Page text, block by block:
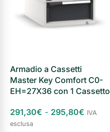
Armadio a Cassetti
Master Key Comfort C0-
EH=27X36 con 1 Cassetto
291,30€ - 295,80€ IVA
esclusa